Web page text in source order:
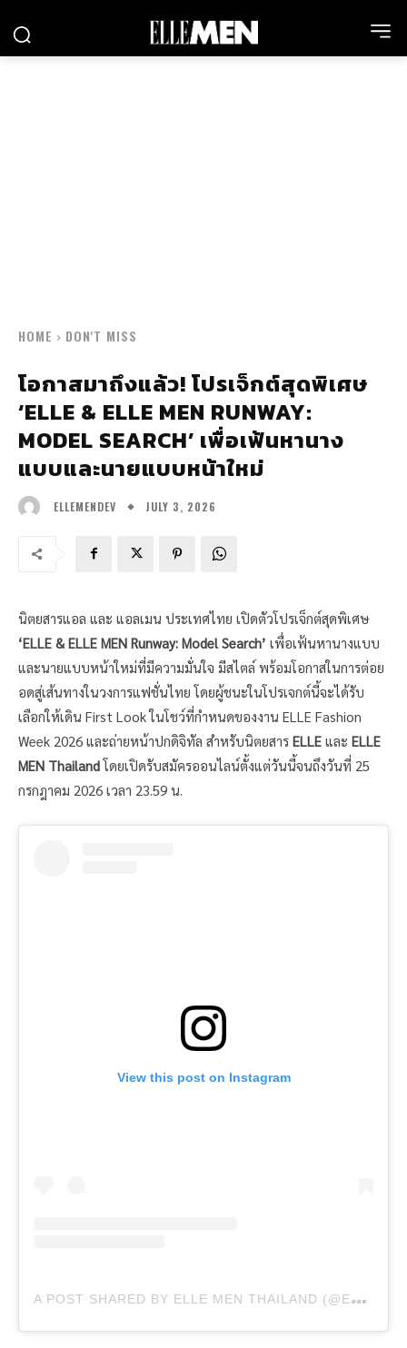
HOME DON'T MISS
โอกาสมาถึงแล้ว! โปรเจ็กต์สุดพิเศษ
‘ELLE & ELLE MEN RUNWAY:
MODEL SEARCH’ เพื่อเฟ้นหานาง
แบบและนายแบบหน้าใหม่
ELLEMENDEV JULY 3, 2026
นิตยสารแอล และ แอลเมน ประเทศไทย เปิดตัวโปรเจ็กต์สุดพิเศษ
‘ELLE & ELLE MEN Runway: Model Search’ เพื่อเฟ้นหานางแบบ
และนายแบบหน้าใหม่ที่มีความมั่นใจ มีสไตล์ พร้อมโอกาสในการต่อย
อดสู่เส้นทางในวงการแฟชั่นไทย โดยผู้ชนะในโปรเจกต์นี้จะได้รับ
เลือกให้เดิน First Look ในโชว์ที่กำหนดของงาน ELLE Fashion
Week 2026 และถ่ายหน้าปกดิจิทัล สำหรับนิตยสาร ELLE และ ELLE
MEN Thailandโดยเปิดรับสมัครออนไลน์ตั้งแต่วันนี้จนถึงวันที่ 25
กรกฎาคม 2026 เวลา 23.59 น.
View this post on Instagram
A
POST SHARED BY ELLE MEN THAILAND (@ELLEMENTHAILAND)